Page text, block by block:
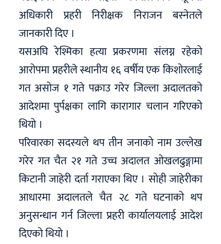
अधिकारी प्रहरी निरीक्षक निराजन बस्नेतले
जानकारी दिए ।
यसअघि रेश्मिका हत्या प्रकरणमा संलग्न रहेको
आरोपमा प्रहरीले स्थानीय १६ वर्षीय एक किशोरलाई
गत असोज १ गते पक्राउ गरेर जिल्ला अदालतको
आदेशमा पुर्पक्षका लागि कारागार चलान गरिएको
थियो ।
परिवारका सदस्यले थप तीन जनाको नाम उल्लेख
गरेर गत चैत २१ गते उच्च अदालत ओखलढुङ्गामा
किटानी जाहेरी दर्ता गराएका थिए । सोही जाहेरीका
आधारमा अदालतले चैत २८ गते घटनाको थप
अनुसन्धान गर्न जिल्ला प्रहरी कार्यालयलाई आदेश
दिएको थियो ।